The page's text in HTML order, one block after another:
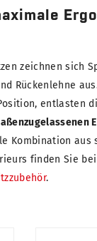
zeichnen sich
Rückenlehne
entlasten
Kombination aus
finden Sie
.